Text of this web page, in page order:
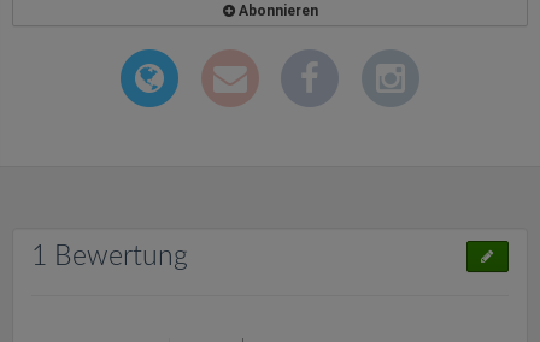
Abonnieren
1 Bewertung